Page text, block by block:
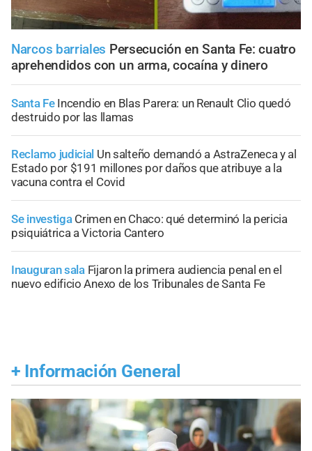
Narcos barriales Persecución en Santa Fe: cuatro
aprehendidos con un arma, cocaína y dinero
Santa Fe Incendio en Blas Parera: un Renault Clio quedó
destruido por las llamas
Reclamo judicial Un salteño demandó a AstraZeneca y al
Estado por $191 millones por daños que atribuye a la
vacuna contra el Covid
Se investiga Crimen en Chaco: qué determinó la pericia
psiquiátrica a Victoria Cantero
Inauguran sala Fijaron la primera audiencia penal en el
nuevo edificio Anexo de los Tribunales de Santa Fe
+ Información General